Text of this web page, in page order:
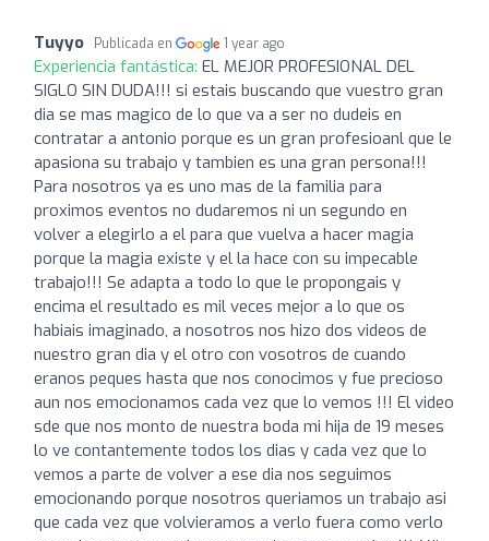
Tuyyo Publicada en 1 year ago
Experiencia fantástica: EL MEJOR PROFESIONAL DEL
SIGLO SIN DUDA!!! si estais buscando que vuestro gran
dia se mas magico de lo que va a ser no dudeis en
contratar a antonio porque es un gran profesioanl que le
apasiona su trabajo y tambien es una gran persona!!!
Para nosotros ya es uno mas de la familia para
proximos eventos no dudaremos ni un segundo en
volver a elegirlo a el para que vuelva a hacer magia
porque la magia existe y el la hace con su impecable
trabajo!!! Se adapta a todo lo que le propongais y
encima el resultado es mil veces mejor a lo que os
habiais imaginado, a nosotros nos hizo dos videos de
nuestro gran dia y el otro con vosotros de cuando
eranos peques hasta que nos conocimos y fue precioso
aun nos emocionamos cada vez que lo vemos !!! El video
sde que nos monto de nuestra boda mi hija de 19 meses
lo ve contantemente todos los dias y cada vez que lo
vemos a parte de volver a ese dia nos seguimos
emocionando porque nosotros queriamos un trabajo asi
que cada vez que volvieramos a verlo fuera como verlo